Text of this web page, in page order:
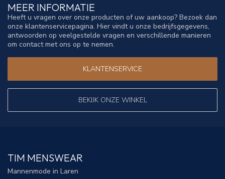
MEER INFORMATIE
Heeft u vragen over onze producten of uw aankoop? Bezoek dan
onze klantenservicepagina. Hier vindt u onze bedrijfsgegevens,
antwoorden op veelgestelde vragen en verschillende manieren
om contact met ons op te nemen.
KLANTENSERVICE
BEKIJK ONZE WINKEL
TIM MENSWEAR
Mannenmode in Laren